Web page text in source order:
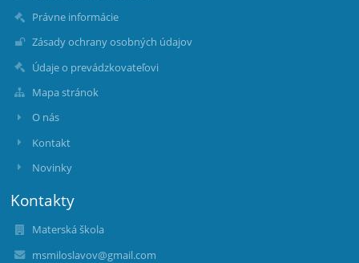
Právne informácie
Zásady ochrany osobných údajov
Údaje o prevádzkovateľovi
Mapa stránok
O nás
Kontakt
Novinky
Kontakty
Materská škola
msmiloslavov@gmail.com